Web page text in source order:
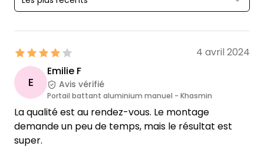
4 avril 2024
E
Emilie F
Avis vérifié
Portail battant aluminium manuel - Khasmin
La qualité est au rendez-vous. Le montage
demande un peu de temps, mais le résultat est
super.